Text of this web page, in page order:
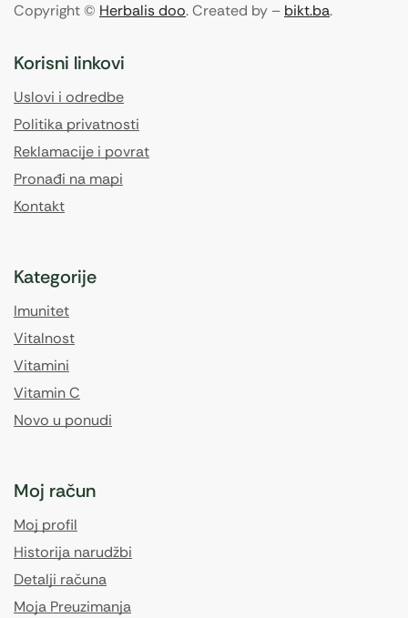
Copyright © Herbalis doo. Created by – bikt.ba.
Korisni linkovi
Uslovi i odredbe
Politika privatnosti
Reklamacije i povrat
Pronađi na mapi
Kontakt
Kategorije
Imunitet
Vitalnost
Vitamini
Vitamin C
Novo u ponudi
Moj račun
Moj profil
Historija narudžbi
Detalji računa
Moja Preuzimanja